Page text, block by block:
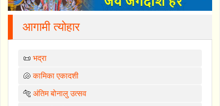
आगामी त्योहार
📜 भद्रा
🐚कामिका एकादशी
🐅 अंतिम बोनालु उत्सव